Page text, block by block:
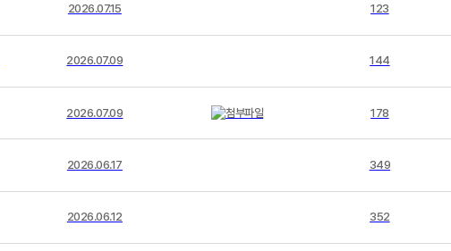
2026.07.15 123
2026.07.09 144
2026.07.09 178
2026.06.17 349
2026.06.12 352